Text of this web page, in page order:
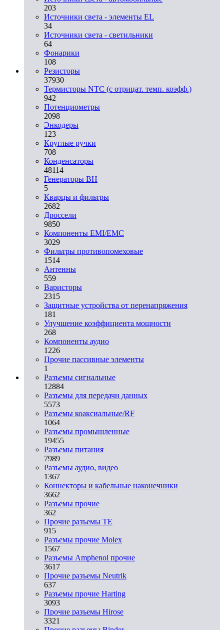
203
Источники света - элементы EL
34
Источники света - светильники
64
Фонарики
108
Резисторы
37930
Термисторы NTC (с отрицат. темп. коэфф.)
942
Потенциометры
2098
Энкодеры
123
Круглые ручки
708
Конденсаторы
48114
Генераторы ВН
5
Кварцы и фильтры
2682
Дроссели
9850
Компоненты EMI/EMC
3029
Фильтры противопомеховые
1514
Антенны
559
Варисторы
2315
Защитные устройства от перенапряжения
181
Улучшение коэффициента мощности
268
Компоненты аудио
1226
Прочие пассивные элементы
1
Разъeмы сигнальные
12884
Разъeмы для передачи данных
5573
Разъeмы коаксиальные/RF
1064
Разъeмы промышленные
19455
Разъeмы питания
7989
Разъeмы аудио, видео
1367
Коннекторы и кабельные наконечники
3662
Разъeмы прочие
362
Прочие разъемы TE
915
Разъемы прочие Molex
1567
Разъемы Amphenol прочие
3617
Прочие разъемы Neutrik
637
Разъемы прочие Harting
3093
Прочие разъемы Hirose
3321